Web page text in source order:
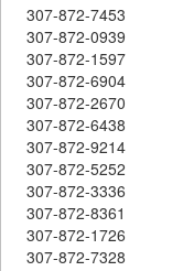
307-872-7453
307-872-0939
307-872-1597
307-872-6904
307-872-2670
307-872-6438
307-872-9214
307-872-5252
307-872-3336
307-872-8361
307-872-1726
307-872-7328